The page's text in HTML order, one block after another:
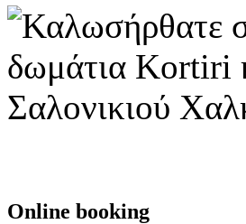
Online booking